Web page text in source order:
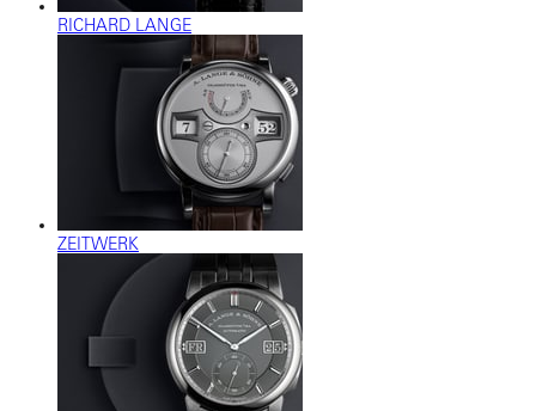
RICHARD LANGE
ZEITWERK